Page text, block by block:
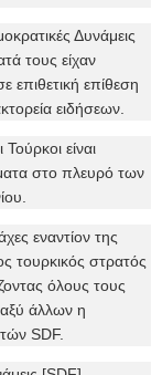
Δυνάμεις
τους είχαν
επιθετική επίθεση
ειδήσεων.
Τούρκοι είναι
στο πλευρό των
εναντίον της
τουρκικός στρατός
όλους τους
άλλων η
SDF.